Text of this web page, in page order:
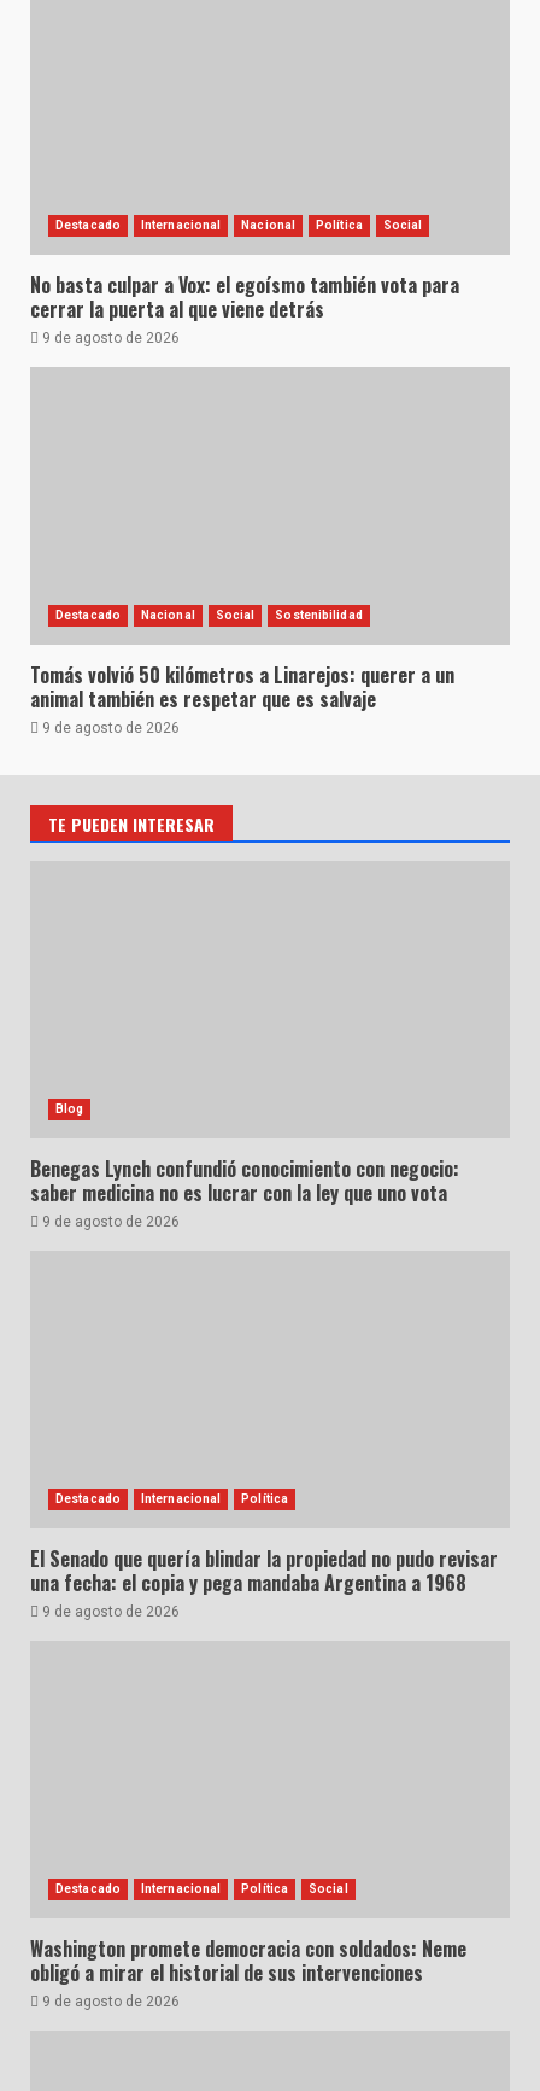
Destacado Internacional Nacional Política Social
No basta culpar a Vox: el egoísmo también vota para
cerrar la puerta al que viene detrás
9 de agosto de 2026
Destacado Nacional Social Sostenibilidad
Tomás volvió 50 kilómetros a Linarejos: querer a un
animal también es respetar que es salvaje
9 de agosto de 2026
TE PUEDEN INTERESAR
Blog
Benegas Lynch confundió conocimiento con negocio:
saber medicina no es lucrar con la ley que uno vota
9 de agosto de 2026
Destacado Internacional Política
El Senado que quería blindar la propiedad no pudo revisar
una fecha: el copia y pega mandaba Argentina a 1968
9 de agosto de 2026
Destacado Internacional Política Social
Washington promete democracia con soldados: Neme
obligó a mirar el historial de sus intervenciones
9 de agosto de 2026